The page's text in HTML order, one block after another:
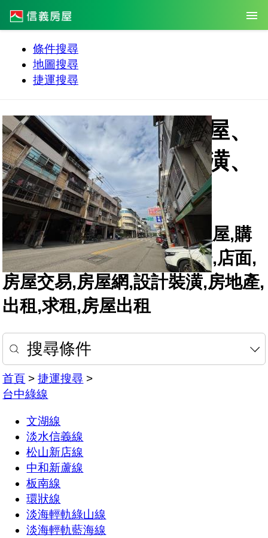
條件搜尋
地圖搜尋
捷運搜尋
信義房仲網，提供買屋、
賣屋、租屋、設計裝潢、
房地產成交行情資訊
信義房屋,仲介,房仲,房屋,買屋,購
屋,買房子,售屋,租屋,租房子,店面,
房屋交易,房屋網,設計裝潢,房地產,
出租,求租,房屋出租
搜尋條件
首頁 > 捷運搜尋 >
台中綠線
文湖線
淡水信義線
松山新店線
中和新蘆線
板南線
環狀線
淡海輕軌綠山線
淡海輕軌藍海線